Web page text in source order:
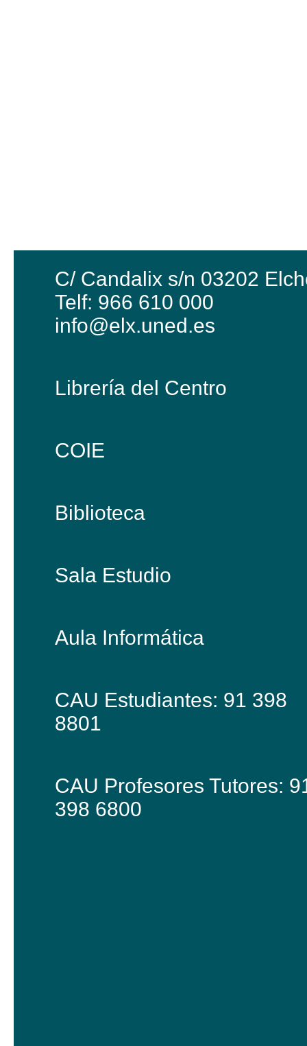
C/ Candalix s/n 03202
Telf: 966 610 000
info@elx.uned.es
Librería del Centro
COIE
Biblioteca
Sala Estudio
Aula Informática
CAU Estudiantes: 91 398
8801
CAU Profesores Tutores:
398 6800